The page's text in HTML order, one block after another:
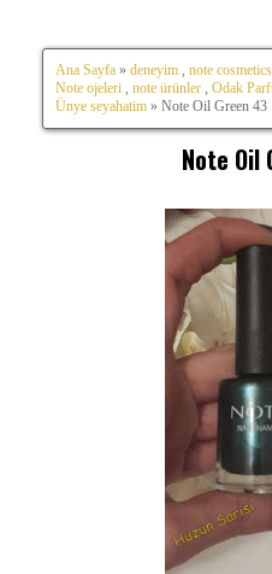
Ana Sayfa » deneyim note cosmetics
Note ojeleri
note ürünler Odak
Ünye seyahatim » Note Oil Green 43
Note Oil